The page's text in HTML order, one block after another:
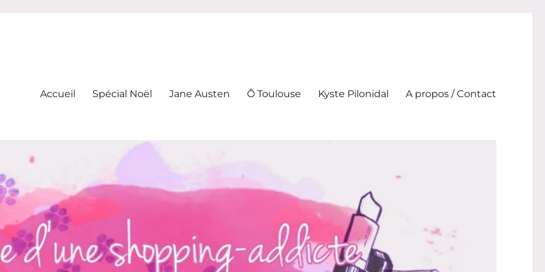
Accueil Spécial Noël Jane Austen Ô Toulouse Kyste Pilonidal A propos / Contact